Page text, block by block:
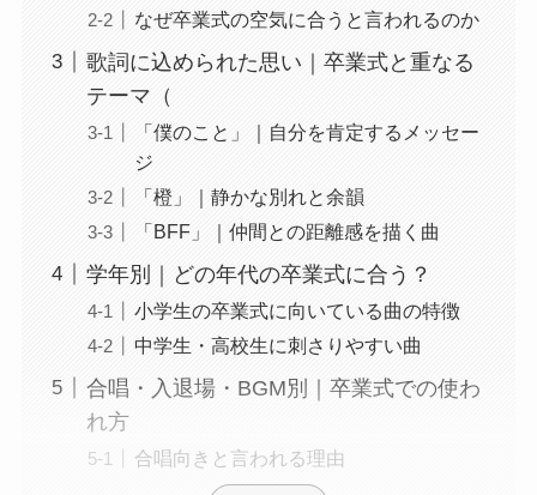
なぜ卒業式の空気に合うと言われるのか
歌詞に込められた思い｜卒業式と重なる
テーマ（
「僕のこと」｜自分を肯定するメッセー
ジ
「橙」｜静かな別れと余韻
「BFF」｜仲間との距離感を描く曲
学年別｜どの年代の卒業式に合う？
小学生の卒業式に向いている曲の特徴
中学生・高校生に刺さりやすい曲
合唱・入退場・BGM別｜卒業式での使わ
れ方
合唱向きと言われる理由